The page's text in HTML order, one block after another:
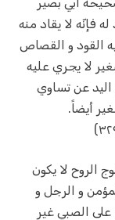
فإنّه لا يقاد منه
القود و القصاص
لا يجري عليه
عن تساوي
أيضاً.
الروح لا يكون
و الرجل و
الصبي غير